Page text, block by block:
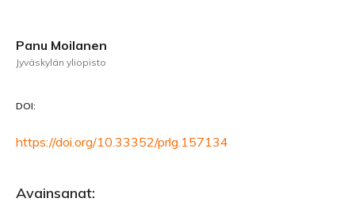
Panu Moilanen
Jyväskylän yliopisto
DOI:
https://doi.org/10.33352/prlg.157134
Avainsanat: